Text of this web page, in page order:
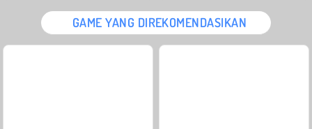
GAME YANG DIREKOMENDASIKAN